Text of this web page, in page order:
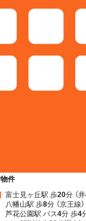
件
富士見ヶ丘駅 歩20分 （
八幡山駅 歩8分 （京王線）
芦花公園駅 バス4分 歩4